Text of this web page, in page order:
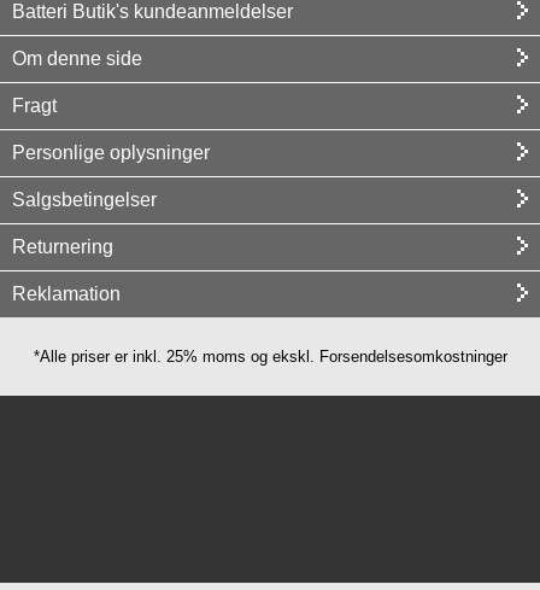
Batteri Butik's kundeanmeldelser
Om denne side
Fragt
Personlige oplysninger
Salgsbetingelser
Returnering
Reklamation
*Alle priser er inkl. 25% moms og ekskl. Forsendelsesomkostninger